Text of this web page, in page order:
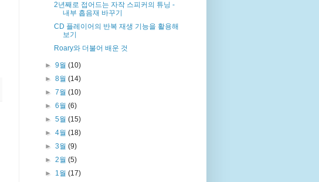
2년째로 접어드는 자작 스피커의 튜닝 -
내부 흡음재 바꾸기
CD 플레이어의 반복 재생 기능을 활용해
보기
Roary와 더불어 배운 것
►9월(10)
►8월(14)
►7월(10)
►6월(6)
►5월(15)
►4월(18)
►3월(9)
►2월(5)
► 1월(17)